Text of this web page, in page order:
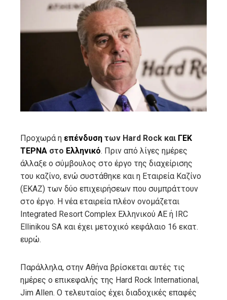
Προχωρά η επένδυση των Hard Rock και ΓΕΚ
ΤΕΡΝΑ στο Ελληνικό. Πριν από λίγες ημέρες
άλλαξε ο σύμβουλος στο έργο της διαχείρισης
του καζίνο, ενώ συστάθηκε και η Εταιρεία Καζίνο
(ΕΚΑΖ) των δύο επιχειρήσεων που συμπράττουν
στο έργο. Η νέα εταιρεία πλέον ονομάζεται
Integrated Resort Complex Ελληνικού ΑΕ ή IRC
Ellinikou SA και έχει μετοχικό κεφάλαιο 16 εκατ.
ευρώ.
Παράλληλα, στην Αθήνα βρίσκεται αυτές τις
ημέρες ο επικεφαλής της Hard Rock International,
Jim Allen. Ο τελευταίος έχει διαδοχικές επαφές